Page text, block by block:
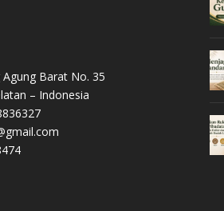
Agung Barat No. 35
– Indonesia